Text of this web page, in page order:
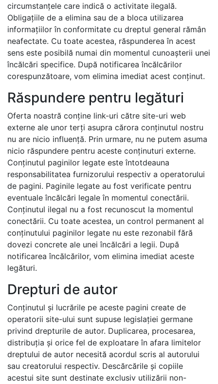
circumstanțele care indică o activitate ilegală.
Obligațiile de a elimina sau de a bloca utilizarea
informațiilor în conformitate cu dreptul general rămân
neafectate. Cu toate acestea, răspunderea în acest
sens este posibilă numai din momentul cunoașterii unei
încălcări specifice. După notificarea încălcărilor
corespunzătoare, vom elimina imediat acest conținut.
Răspundere pentru legături
Oferta noastră conține link-uri către site-uri web
externe ale unor terți asupra cărora conținutul nostru
nu are nicio influență. Prin urmare, nu ne putem asuma
nicio răspundere pentru aceste conținuturi externe.
Conținutul paginilor legate este întotdeauna
responsabilitatea furnizorului respectiv a operatorului
de pagini. Paginile legate au fost verificate pentru
eventuale încălcări legale în momentul conectării.
Conținutul ilegal nu a fost recunoscut la momentul
conectării. Cu toate acestea, un control permanent al
conținutului paginilor legate nu este rezonabil fără
dovezi concrete ale unei încălcări a legii. După
notificarea încălcărilor, vom elimina imediat aceste
legături.
Drepturi de autor
Conținutul și lucrările pe aceste pagini create de
operatorii site-ului sunt supuse legislației germane
privind drepturile de autor. Duplicarea, procesarea,
distribuția și orice fel de exploatare în afara limitelor
dreptului de autor necesită acordul scris al autorului
sau creatorului respectiv. Descărcările și copiile
acestui site sunt destinate exclusiv utilizării non-